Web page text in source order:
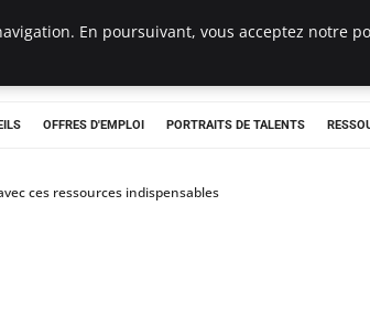
OFFRES D'EMPLOI PORTRAITS DE TALENTS
ces ressources indispensables
En poursuivant, vous acceptez notre